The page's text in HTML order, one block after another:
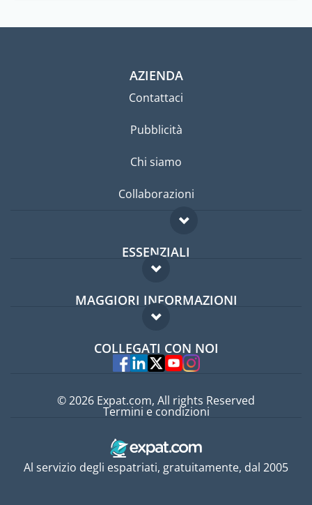
AZIENDA
Contattaci
Pubblicità
Chi siamo
Collaborazioni
ESSENZIALI
Forum per expat
Guida per expat
MAGGIORI INFORMAZIONI
Domande frequenti
Esperti
COLLEGATI CON NOI
Al servizio degli espatriati, gratuitamente, dal 2005
© 2026 Expat.com, All rights Reserved
Termini e condizioni